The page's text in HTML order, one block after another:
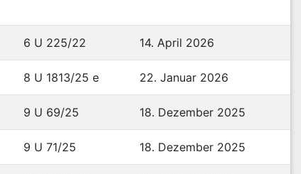
6 U 225/22 14. April 2026
8 U 1813/25 e 22. Januar 2026
9 U 69/25 18. Dezember 2025
9 U 71/25 18. Dezember 2025